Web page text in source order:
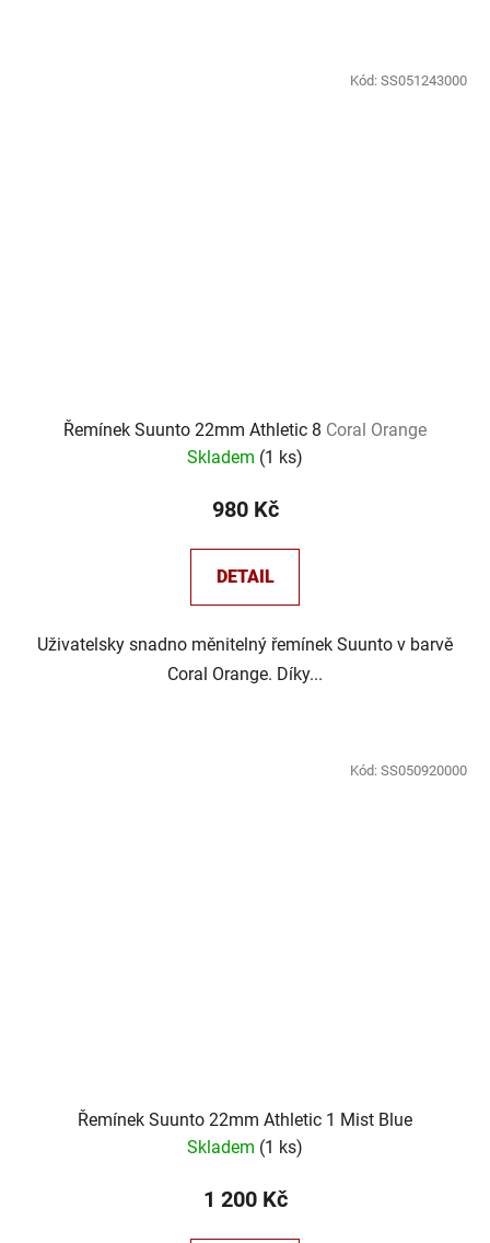
Řemínek Suunto 22mm Athletic 8 Coral Orange
Skladem (1 ks)
980 Kč
DETAIL
Uživatelsky snadno měnitelný řemínek Suunto v barvě
Coral Orange. Díky...
Kód: SS051243000
Řemínek Suunto 22mm Athletic 1 Mist Blue
Skladem (1 ks)
1 200 Kč
Kód: SS050920000